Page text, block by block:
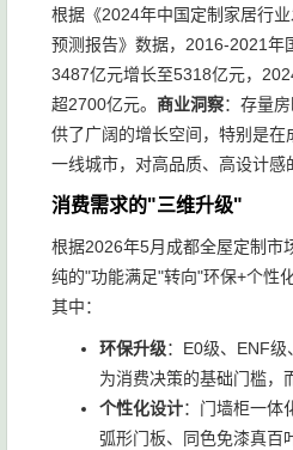
根据《2024年中国定制家居行
预测报告》数据，2016-2021年
3487亿元增长至5318亿元，
超2700亿元。 商业洞察：存量
供了广阔的增长空间，特别是在
一线城市，对高品质、高设计感
消费需求的"三维升级"
根据2026年5月成都全屋定制市
纯的"功能满足"转向"环保+个性
其中：
环保升级：E0级、ENF
为消费决策的基础门槛，
个性化设计：门墙柜一体
弧形门板、同色免漆真百